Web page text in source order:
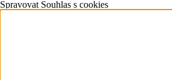
Spravovat Souhlas s cookies